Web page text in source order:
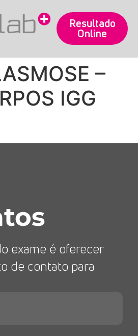
Resultado
Online
–
IGG
exame é oferecer
de contato para